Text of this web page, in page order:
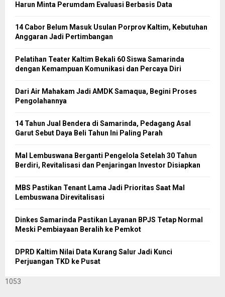
Harun Minta Perumdam Evaluasi Berbasis Data
14 Cabor Belum Masuk Usulan Porprov Kaltim, Kebutuhan
Anggaran Jadi Pertimbangan
Pelatihan Teater Kaltim Bekali 60 Siswa Samarinda
dengan Kemampuan Komunikasi dan Percaya Diri
Dari Air Mahakam Jadi AMDK Samaqua, Begini Proses
Pengolahannya
14 Tahun Jual Bendera di Samarinda, Pedagang Asal
Garut Sebut Daya Beli Tahun Ini Paling Parah
Mal Lembuswana Berganti Pengelola Setelah 30 Tahun
Berdiri, Revitalisasi dan Penjaringan Investor Disiapkan
MBS Pastikan Tenant Lama Jadi Prioritas Saat Mal
Lembuswana Direvitalisasi
Dinkes Samarinda Pastikan Layanan BPJS Tetap Normal
Meski Pembiayaan Beralih ke Pemkot
DPRD Kaltim Nilai Data Kurang Salur Jadi Kunci
Perjuangan TKD ke Pusat
1053